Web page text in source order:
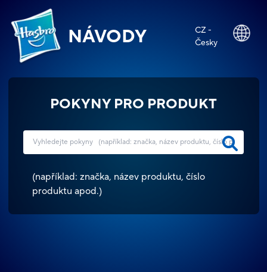
NÁVODY
CZ -
Česky
POKYNY PRO PRODUKT
(například: značka, název produktu, číslo
produktu apod.)